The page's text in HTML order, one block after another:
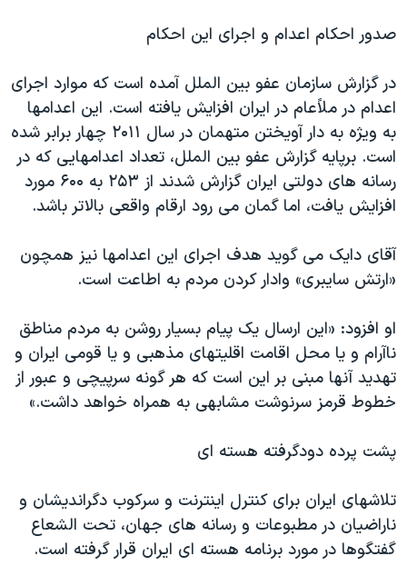
صدور احکام اعدام و اجرای این احکام
در گزارش سازمان عفو بین الملل آمده است که موارد اجرای
اعدام در ملاًعام در ایران افزایش یافته است. این اعدامها
به ویژه به دار آویختن متهمان در سال ۲۰۱۱ چهار برابر شده
است. برپایه گزارش عفو بین الملل، تعداد اعدامهایی که در
رسانه های دولتی ایران گزارش شدند از ۲۵۳ به ۶۰۰ مورد
افزایش یافت، اما گمان می رود ارقام واقعی بالاتر باشد.
آقای دایک می گوید هدف اجرای این اعدامها نیز همچون
«ارتش سایبری» وادار کردن مردم به اطاعت است.
او افزود: «این ارسال یک پیام بسیار روشن به مردم مناطق
ناآرام و یا محل اقامت اقلیتهای مذهبی و یا قومی ایران و
تهدید آنها مبنی بر این است که هر گونه سرپیچی و عبور از
خطوط قرمز سرنوشت مشابهی به همراه خواهد داشت.»
پشت پرده دودگرفته هسته ای
تلاشهای ایران برای کنترل اینترنت و سرکوب دگراندیشان و
ناراضیان در مطبوعات و رسانه های جهان، تحت الشعاع
گفتگوها در مورد برنامه هسته ای ایران قرار گرفته است.